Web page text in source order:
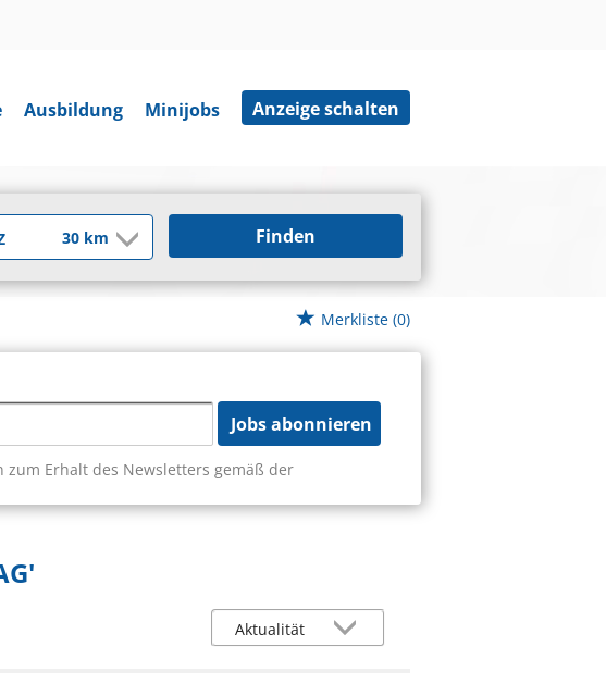
Ausbildung Minijobs Anzeige schalten
Finden
Merkliste (0)
Jobs abonnieren
Erhalt des Newsletters gemäß der